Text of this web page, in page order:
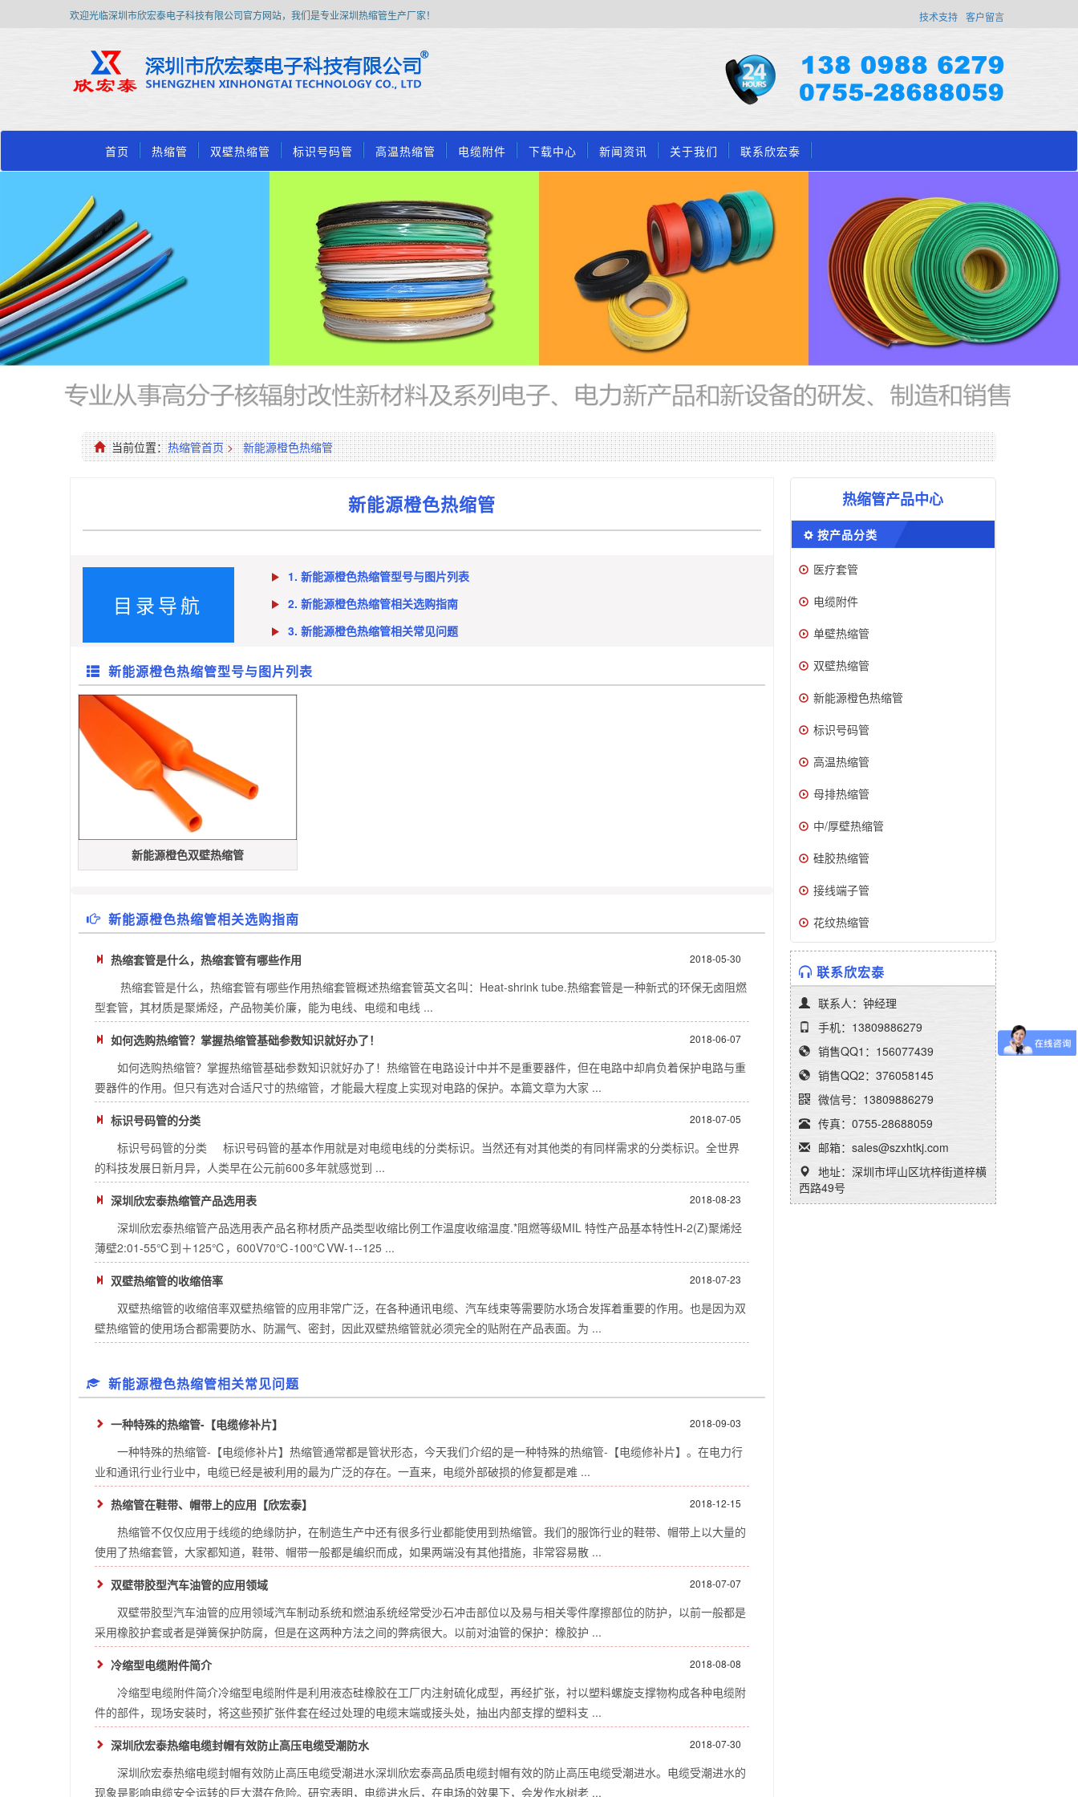
欢迎光临深圳市欣宏泰电子科技有限公司官方网站，我们是专业深圳热缩管生产厂家！ 技术支持 客户留言
首页 热缩管 双壁热缩管 标识号码管 高温热缩管 电缆附件 下载中心 新闻资讯 关于我们 联系欣宏泰
当前位置：热缩管首页 > 新能源橙色热缩管
新能源橙色热缩管
目录导航
1. 新能源橙色热缩管型号与图片列表
2. 新能源橙色热缩管相关选购指南
3. 新能源橙色热缩管相关常见问题
新能源橙色热缩管型号与图片列表
新能源橙色双壁热缩管
新能源橙色热缩管相关选购指南
热缩套管是什么，热缩套管有哪些作用 2018-05-30
热缩套管是什么，热缩套管有哪些作用热缩套管概述热缩套管英文名叫：Heat-shrink tube.热缩套管是一种新式的环保无卤阻燃
型套管，其材质是聚烯烃，产品物美价廉，能为电线、电缆和电线 ...
如何选购热缩管？掌握热缩管基础参数知识就好办了！ 2018-06-07
如何选购热缩管？掌握热缩管基础参数知识就好办了！热缩管在电路设计中并不是重要器件，但在电路中却肩负着保护电路与重
要器件的作用。但只有选对合适尺寸的热缩管，才能最大程度上实现对电路的保护。本篇文章为大家 ...
标识号码管的分类 2018-07-05
标识号码管的分类 标识号码管的基本作用就是对电缆电线的分类标识。当然还有对其他类的有同样需求的分类标识。全世界
的科技发展日新月异，人类早在公元前600多年就感觉到 ...
深圳欣宏泰热缩管产品选用表 2018-08-23
深圳欣宏泰热缩管产品选用表产品名称材质产品类型收缩比例工作温度收缩温度.*阻燃等级MIL 特性产品基本特性H-2(Z)聚烯烃
薄壁2:01-55℃到＋125℃，600V70℃-100℃VW-1--125 ...
双壁热缩管的收缩倍率 2018-07-23
双壁热缩管的收缩倍率双壁热缩管的应用非常广泛，在各种通讯电缆、汽车线束等需要防水场合发挥着重要的作用。也是因为双
壁热缩管的使用场合都需要防水、防漏气、密封，因此双壁热缩管就必须完全的贴附在产品表面。为 ...
新能源橙色热缩管相关常见问题
一种特殊的热缩管-【电缆修补片】 2018-09-03
一种特殊的热缩管-【电缆修补片】热缩管通常都是管状形态，今天我们介绍的是一种特殊的热缩管-【电缆修补片】。在电力行
业和通讯行业行业中，电缆已经是被利用的最为广泛的存在。一直来，电缆外部破损的修复都是难 ...
热缩管在鞋带、帽带上的应用【欣宏泰】 2018-12-15
热缩管不仅仅应用于线缆的绝缘防护，在制造生产中还有很多行业都能使用到热缩管。我们的服饰行业的鞋带、帽带上以大量的
使用了热缩套管，大家都知道，鞋带、帽带一般都是编织而成，如果两端没有其他措施，非常容易散 ...
双壁带胶型汽车油管的应用领域 2018-07-07
双壁带胶型汽车油管的应用领域汽车制动系统和燃油系统经常受沙石冲击部位以及易与相关零件摩擦部位的防护，以前一般都是
采用橡胶护套或者是弹簧保护防腐，但是在这两种方法之间的弊病很大。以前对油管的保护：橡胶护 ...
冷缩型电缆附件简介 2018-08-08
冷缩型电缆附件简介冷缩型电缆附件是利用液态硅橡胶在工厂内注射硫化成型，再经扩张，衬以塑料螺旋支撑物构成各种电缆附
件的部件，现场安装时，将这些预扩张件套在经过处理的电缆末端或接头处，抽出内部支撑的塑料支 ...
深圳欣宏泰热缩电缆封帽有效防止高压电缆受潮防水 2018-07-30
深圳欣宏泰热缩电缆封帽有效防止高压电缆受潮进水深圳欣宏泰高品质电缆封帽有效的防止高压电缆受潮进水。电缆受潮进水的
现象是影响电缆安全运转的巨大潜在危险。研究表明，电缆进水后，在电场的效果下，会发作水树老 ...
热缩管产品中心
按产品分类
医疗套管
电缆附件
单壁热缩管
双壁热缩管
新能源橙色热缩管
标识号码管
高温热缩管
母排热缩管
中/厚壁热缩管
硅胶热缩管
接线端子管
花纹热缩管
联系欣宏泰
联系人：钟经理
手机：13809886279
销售QQ1：156077439
销售QQ2：376058145
微信号：13809886279
传真：0755-28688059
邮箱：sales@szxhtkj.com
地址：深圳市坪山区坑梓街道梓横
西路49号